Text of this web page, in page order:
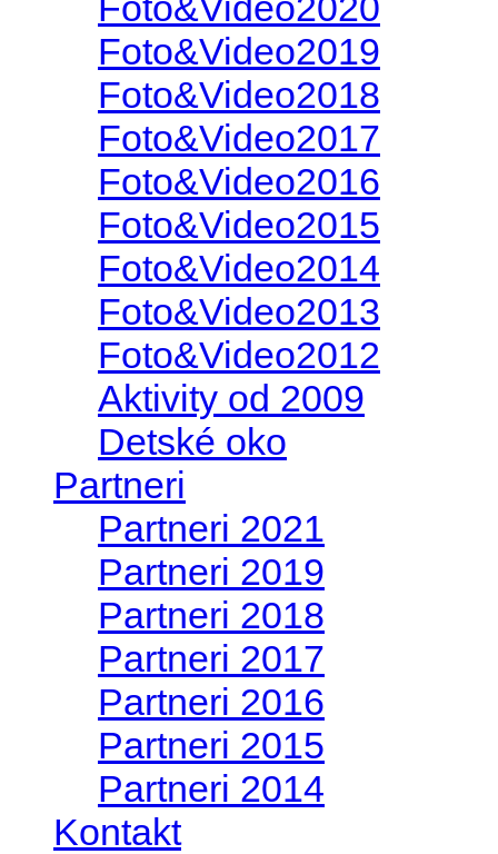
Foto&Video2019
Foto&Video2018
Foto&Video2017
Foto&Video2016
Foto&Video2015
Foto&Video2014
Foto&Video2013
Foto&Video2012
Aktivity od 2009
Detské oko
Partneri
Partneri 2021
Partneri 2019
Partneri 2018
Partneri 2017
Partneri 2016
Partneri 2015
Partneri 2014
Kontakt